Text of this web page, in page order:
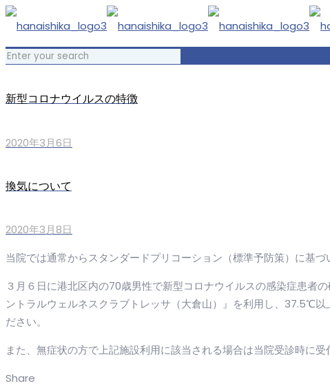
新型コロナウイルスの特徴
2020年3月6日
換気について
2020年3月8日
当院では通常からスタンダードプリコーション（標準予防策）に基づ
３月６日に港北区内の70歳男性で新型コロナウイルスの感染症患者
ントラルウェルネスクラブトレッサ（大倉山）』を利用し、37.5℃
ださい。
また、無症状の方で上記施設利用に該当される場合は当院受診時に
Share